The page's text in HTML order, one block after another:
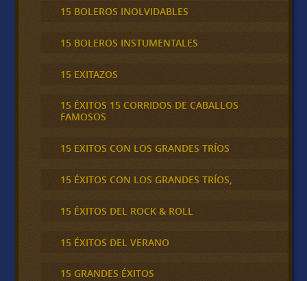
15 BOLEROS INOLVIDABLES
15 BOLEROS INSTUMENTALES
15 EXITAZOS
15 ÉXITOS 15 CORRIDOS DE CABALLOS
FAMOSOS
15 EXITOS CON LOS GRANDES TRÍOS
15 ÉXITOS CON LOS GRANDES TRÍOS,
15 ÉXITOS DEL ROCK & ROLL
15 ÉXITOS DEL VERANO
15 GRANDES ÉXITOS